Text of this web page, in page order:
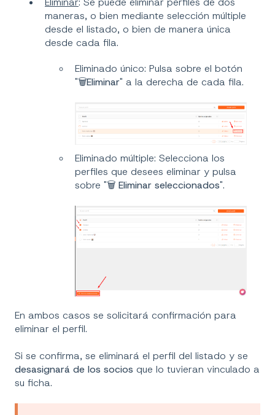
maneras, o bien mediante selección múltiple
desde el listado, o bien de manera única
desde cada fila.
Eliminado único: Pulsa sobre el botón
"🗑️Eliminar" a la derecha de cada fila.
Eliminado múltiple: Selecciona los
perfiles que desees eliminar y pulsa
sobre "🗑️ Eliminar seleccionados".
En ambos casos se solicitará confirmación para
eliminar el perfil.
Si se confirma, se eliminará el perfil del listado y se
desasignará de los socios que lo tuvieran vinculado a
su ficha.